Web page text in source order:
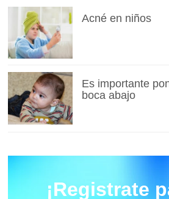
Acné en niños
Es importante
boca abajo